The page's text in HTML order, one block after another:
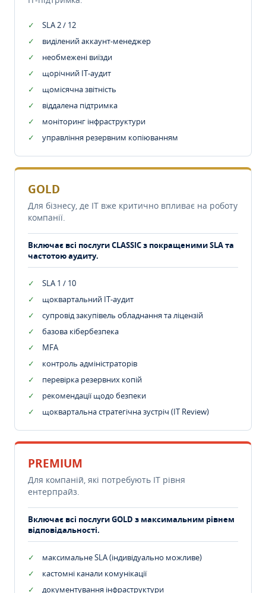
SLA 2 / 12
виділений аккаунт-менеджер
необмежені виїзди
щорічний IT-аудит
щомісячна звітність
віддалена підтримка
моніторинг інфраструктури
управління резервним копіюванням
GOLD
Для бізнесу, де IT вже критично впливає на роботу
компанії.
Включає всі послуги CLASSIC з покращеними SLA та
частотою аудиту.
SLA 1 / 10
щоквартальний IT-аудит
супровід закупівель обладнання та ліцензій
базова кібербезпека
MFA
контроль адміністраторів
перевірка резервних копій
рекомендації щодо безпеки
щоквартальна стратегічна зустріч (IT Review)
PREMIUM
Для компаній, які потребують ІТ рівня
ентерпрайз.
Включає всі послуги GOLD з максимальним рівнем
відповідальності.
максимальне SLA (індивідуально можливе)
кастомні канали комунікації
документування інфраструктури